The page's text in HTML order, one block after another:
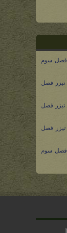
فصل سوم
تیزر فصل
تیزر فصل
فصل
فصل سوم